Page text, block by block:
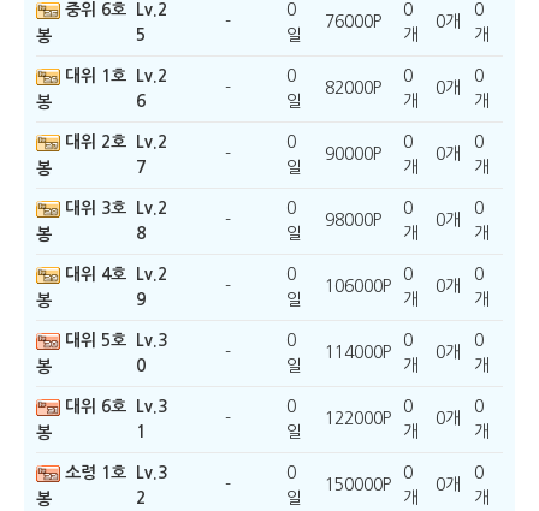
중위 6호
봉
Lv.2
5
-
0
일
76000P
0
개
0개
0
개
대위 1호
봉
Lv.2
6
-
0
일
82000P
0
개
0개
0
개
대위 2호
봉
Lv.2
7
-
0
일
90000P
0
개
0개
0
개
대위 3호
봉
Lv.2
8
-
0
일
98000P
0
개
0개
0
개
대위 4호
봉
Lv.2
9
-
0
일
106000P
0
개
0개
0
개
대위 5호
봉
Lv.3
0
-
0
일
114000P
0
개
0개
0
개
대위 6호
봉
Lv.3
1
-
0
일
122000P
0
개
0개
0
개
소령 1호
봉
Lv.3
2
-
0
일
150000P
0
개
0개
0
개